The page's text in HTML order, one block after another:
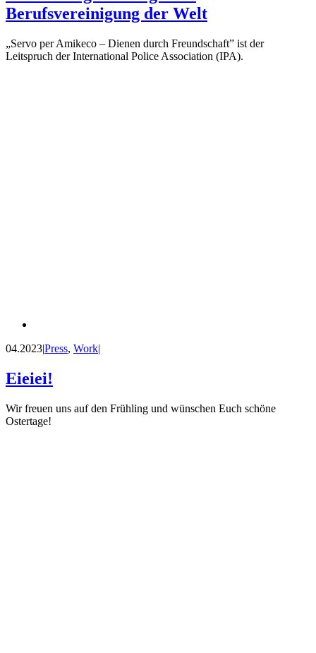
Berufsvereinigung der Welt
„Servo per Amikeco – Dienen durch Freundschaft” ist der
Leitspruch der International Police Association (IPA).
04.2023|Press, Work|
Eieiei!
Wir freuen uns auf den Frühling und wünschen Euch schöne
Ostertage!